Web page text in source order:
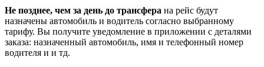
Не позднее, чем за день до трансфера на рейс будут
назначены автомобиль и водитель согласно выбранному
тарифу. Вы получите уведомление в приложении c деталями
заказа: назначенный автомобиль, имя и телефонный номер
водителя и и тд.